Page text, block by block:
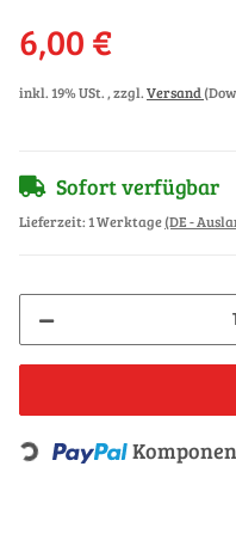
6,00 €
inkl. 19% USt. , zzgl.Versand
Sofort verfügbar
Lieferzeit:1 Werktage(DE -
Loading...